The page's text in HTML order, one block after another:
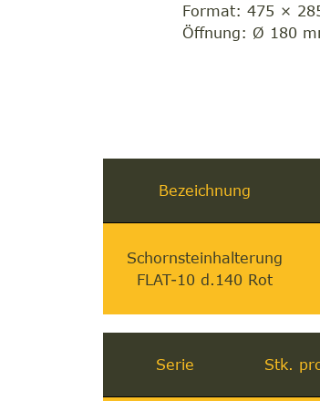
Format: 475 ×
Öffnung: Ø 180
Bezeichnung
Schornsteinhalterung
FLAT-10 d.140 Rot
Serie Stk.